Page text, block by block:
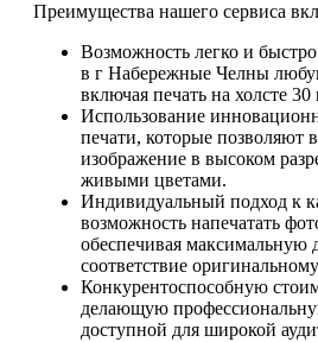
Преимущества нашего сервиса
Возможность легко и быстро
в г Набережные Челны
включая печать на холсте 30
Использование
печати, которые позволяют
изображение в высоком
живыми цветами.
Индивидуальный подход к
возможность напечатать
обеспечивая максимальную
соответствие
Конкурентоспособную
делающую
доступной для широкой